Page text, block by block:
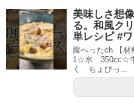
美味しさ想
る。和風ク
単レシピ #
腹へったch 【
1☆水 350cc☆
く ちょびっ...